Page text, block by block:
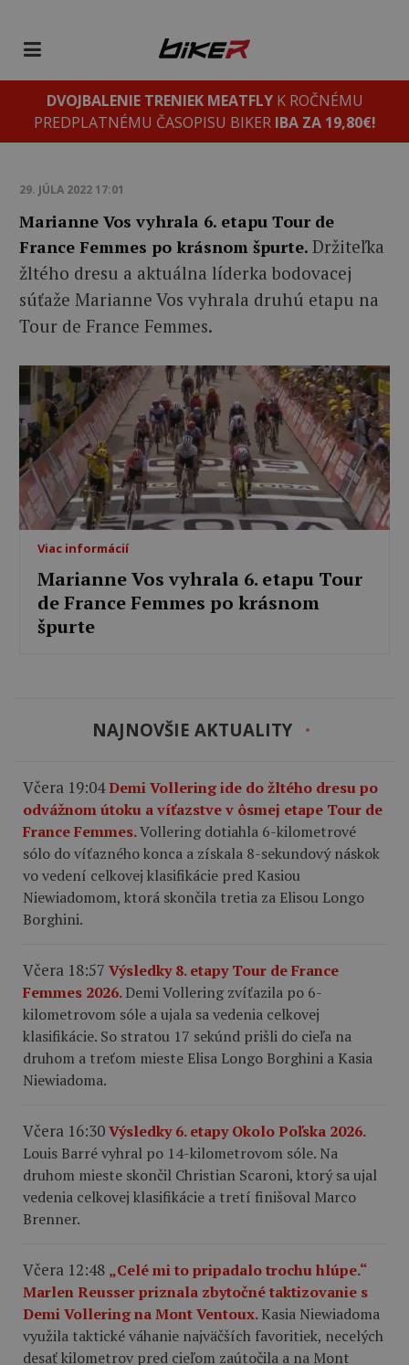
DVOJBALENIE TRENIEK MEATFLYK ROČNÉMU
PREDPLATNÉMU ČASOPISU BIKER IBA ZA 19,80€!
29. JÚLA 2022 17:01
Marianne Vos vyhrala 6. etapu Tour de
France Femmes po krásnom špurte. Držiteľka
žltého dresu a aktuálna líderka bodovacej
súťaže Marianne Vos vyhrala druhú etapu na
Tour de France Femmes.
Viac informácií
Marianne Vos vyhrala 6. etapu Tour
de France Femmes po krásnom
špurte
NAJNOVŠIE AKTUALITY
Včera 19:04Demi Vollering ide do žltého dresu po
odvážnom útoku a víťazstve v ôsmej etape Tour de
France Femmes.Vollering dotiahla 6-kilometrové
sólo do víťazného konca a získala 8-sekundový náskok
vo vedení celkovej klasifikácie pred Kasiou
Niewiadomom, ktorá skončila tretia za Elisou Longo
Borghini.
Včera 18:57 Výsledky 8. etapy Tour de France
Femmes 2026.Demi Vollering zvíťazila po 6-
kilometrovom sóle a ujala sa vedenia celkovej
klasifikácie. So stratou 17 sekúnd prišli do cieľa na
druhom a treťom mieste Elisa Longo Borghini a Kasia
Niewiadoma.
Včera 16:30Výsledky 6. etapy Okolo Poľska 2026.
Louis Barré vyhral po 14-kilometrovom sóle. Na
druhom mieste skončil Christian Scaroni, ktorý sa ujal
vedenia celkovej klasifikácie a tretí finišoval Marco
Brenner.
Včera 12:48 „Celé mi to pripadalo trochu hlúpe.“
Marlen Reusser priznala zbytočné taktizovanie s
Demi Vollering na Mont Ventoux.Kasia Niewiadoma
využila taktické váhanie najväčších favoritiek, necelých
desať kilometrov pred cieľom zaútočila a na Mont